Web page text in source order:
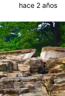
hace 2 años